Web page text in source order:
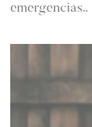
emergencias..